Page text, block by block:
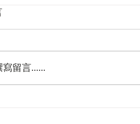
寫留言......